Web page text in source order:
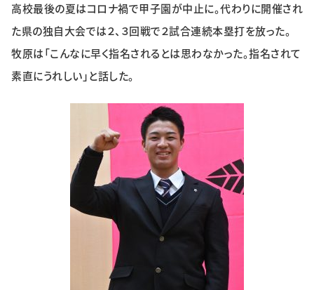
イベント
学生記者募集 お問い合わせ
高校最後の夏はコロナ禍で甲子園が中止に。代わりに開催され
た県の独自大会では２、３回戦で２試合連続本塁打を放った。
牧原は「こんなに早く指名されるとは思わなかった。指名されて
素直にうれしい」と話した。